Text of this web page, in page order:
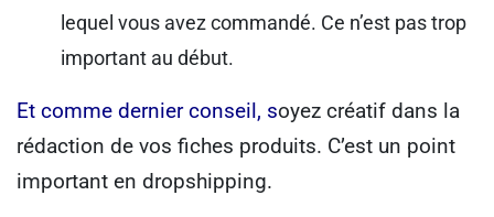
lequel vous avez commandé. Ce n’est pas trop
important au début.
Et comme dernier conseil, soyez créatif dans la
rédaction de vos fiches produits. C’est un point
important en dropshipping.